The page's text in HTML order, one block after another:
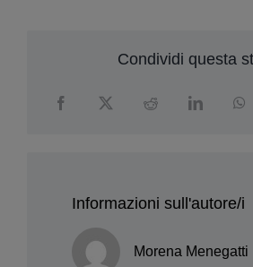
Condividi questa
Informazioni sull'autore/i